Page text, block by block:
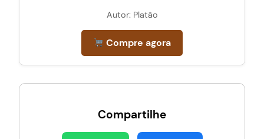
Autor: Platão
Compre agora
Compartilhe